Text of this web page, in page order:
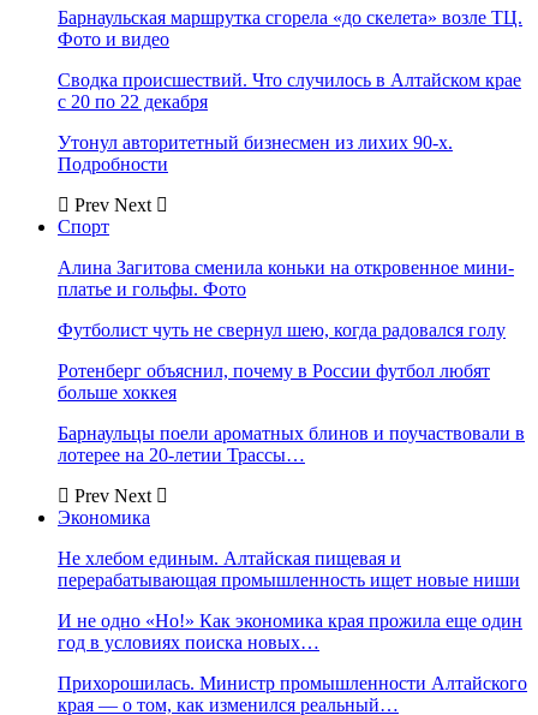
Барнаульская маршрутка сгорела «до скелета» возле ТЦ.
Фото и видео
Сводка происшествий. Что случилось в Алтайском крае
с 20 по 22 декабря
Утонул авторитетный бизнесмен из лихих 90-х.
Подробности
Prev Next
Спорт
Алина Загитова сменила коньки на откровенное мини-
платье и гольфы. Фото
Футболист чуть не свернул шею, когда радовался голу
Ротенберг объяснил, почему в России футбол любят
больше хоккея
Барнаульцы поели ароматных блинов и поучаствовали в
лотерее на 20-летии Трассы…
Prev Next
Экономика
Не хлебом единым. Алтайская пищевая и
перерабатывающая промышленность ищет новые ниши
И не одно «Но!» Как экономика края прожила еще один
год в условиях поиска новых…
Прихорошилась. Министр промышленности Алтайского
края — о том, как изменился реальный…